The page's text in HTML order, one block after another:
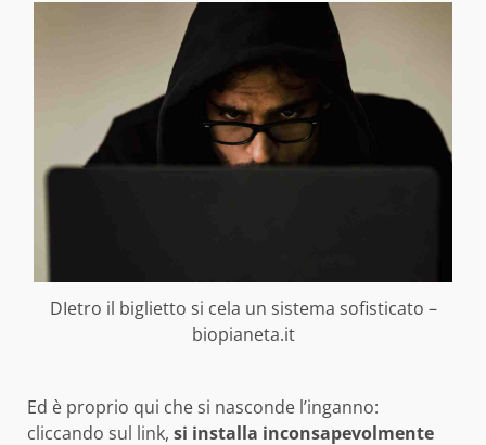
DIetro il biglietto si cela un sistema sofisticato –
biopianeta.it
Ed è proprio qui che si nasconde l’inganno:
cliccando sul link, si installa inconsapevolmente